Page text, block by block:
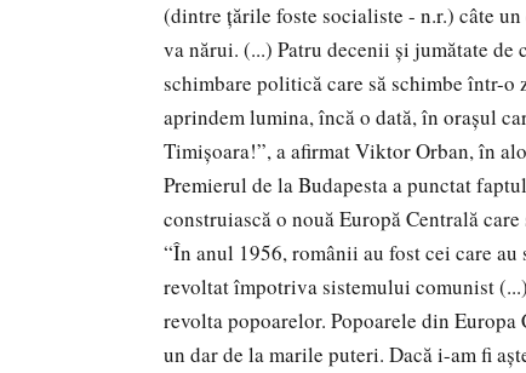
(dintre ţările foste socialiste - n.r.) câte
va nărui. (...) Patru decenii şi jumătate
schimbare politică care să schimbe într-
aprindem lumina, încă o dată, în oraşul
Timişoara!”, a afirmat Viktor Orban, în
Premierul de la Budapesta a punctat
construiască o nouă Europă Centrală
“În anul 1956, românii au fost cei care
revoltat împotriva sistemului comunist
revolta popoarelor. Popoarele din
un dar de la marile puteri. Dacă i-am fi